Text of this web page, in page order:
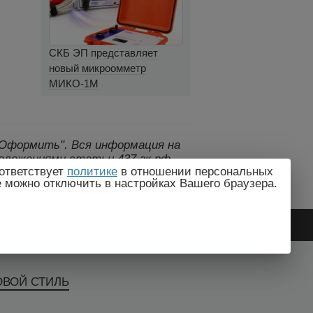
СКБ ЭП представляет
новый микроомметр
МИКО-1М
Вся информация на
статьи 437 гк рф.,
без предварительного
СТИЛЬ
политике в отношении персональных
отключить в настройках Вашего браузера.